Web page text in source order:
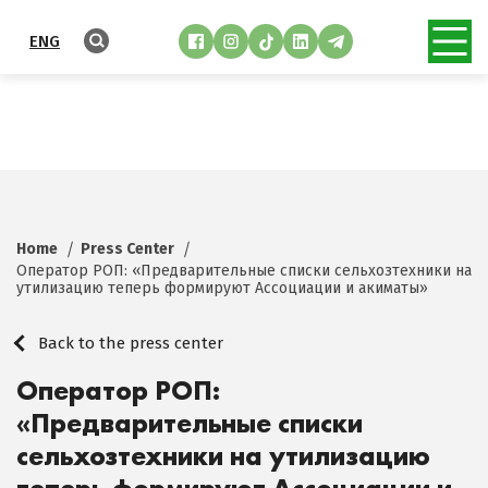
ENG
Home
Press Center
Оператор РОП: «Предварительные списки сельхозтехники на
утилизацию теперь формируют Ассоциации и акиматы»
Back to the press center
Оператор РОП:
«Предварительные списки
сельхозтехники на утилизацию